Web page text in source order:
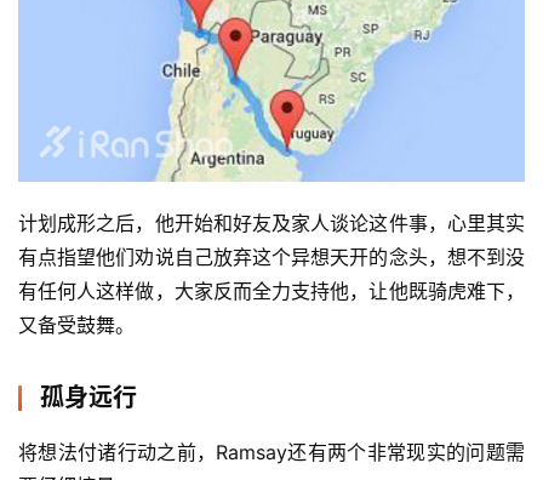
计划成形之后，他开始和好友及家人谈论这件事，心里其实
有点指望他们劝说自己放弃这个异想天开的念头，想不到没
有任何人这样做，大家反而全力支持他，让他既骑虎难下，
又备受鼓舞。
孤身远行
将想法付诸行动之前，Ramsay还有两个非常现实的问题需